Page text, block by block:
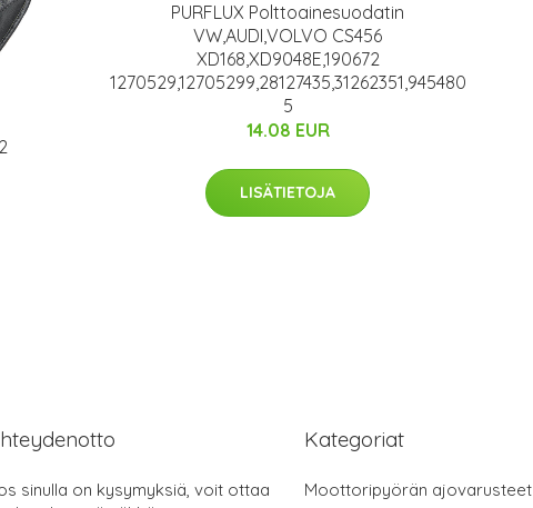
PURFLUX Polttoainesuodatin
VW,AUDI,VOLVO CS456
XD168,XD9048E,190672
1270529,12705299,28127435,31262351,945480
5
14.08 EUR
LISÄTIETOJA
sinulla on kysymyksiä, voit ottaa
Kategoriat
Moottoripyörän ajovarusteet